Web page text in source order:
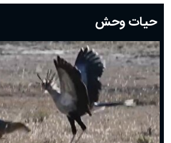
دعای روز بیستم ماه رمضان؛ ۱۹ اسفند ۱۴۰۴
دعای روز هشتم ماه مبارک رمضان؛ ۷ اسفند ماه ۱۴۰۴
دعای روز هفتم ماه رمضان؛ ۶ اسفند ۱۴۰۴
دعای روز ششم ماه رمضان؛ ۵ اسفند ۱۴۰۴
دعای روز پنجم ماه رمضان؛ ۴ اسفند ۱۴۰۴
دعای روز چهارم ماه مبارک رمضان؛ ۳ اسفند ۱۴۰۴
دعای روز سوم ماه مبارک رمضان؛ ۱۴ اسفند ۱۴۰۴
دعای روز دوم ماه مبارک رمضان ۱ اسفند ماه ۱۴۰۴
دعای روز اول ماه مبارک رمضان، ۳۰ بهمن ۱۴۰۴
حیات وحش